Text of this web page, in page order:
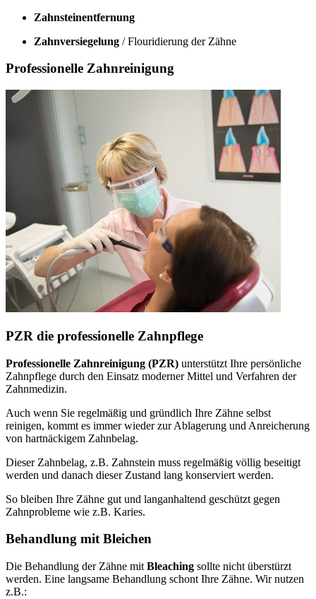
Zahnsteinentfernung
Zahnversiegelung / Flouridierung der Zähne
Professionelle Zahnreinigung
PZR die professionelle Zahnpflege
Professionelle Zahnreinigung (PZR) unterstützt Ihre persönliche
Zahnpflege durch den Einsatz moderner Mittel und Verfahren der
Zahnmedizin.
Auch wenn Sie regelmäßig und gründlich Ihre Zähne selbst
reinigen, kommt es immer wieder zur Ablagerung und Anreicherung
von hartnäckigem Zahnbelag.
Dieser Zahnbelag, z.B. Zahnstein muss regelmäßig völlig beseitigt
werden und danach dieser Zustand lang konserviert werden.
So bleiben Ihre Zähne gut und langanhaltend geschützt gegen
Zahnprobleme wie z.B. Karies.
Behandlung mit Bleichen
Die Behandlung der Zähne mit Bleaching sollte nicht überstürzt
werden. Eine langsame Behandlung schont Ihre Zähne. Wir nutzen
z.B.: